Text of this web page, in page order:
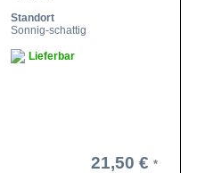
Standort
Sonnig-schattig
Lieferbar
21,50 €